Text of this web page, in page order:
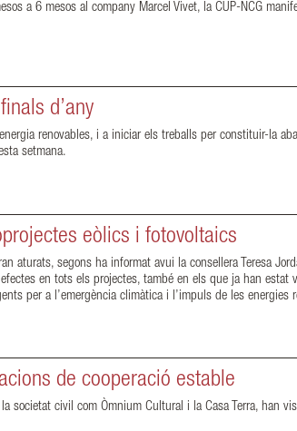
a 6 mesos al company Marcel Vivet, la CUP-NCG
d’any
renovables, i a iniciar els treballs per constituir-la
setmana.
eòlics i fotovoltaics
aturats, segons ha informat avui la consellera Teresa
en tots els projectes, també en els que ja han estat
per a l’emergència climàtica i l’impuls de les energies
de cooperació estable
societat civil com Òmnium Cultural i la Casa Terra, han